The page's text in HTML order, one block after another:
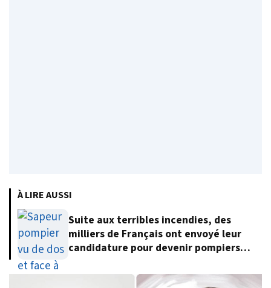
À LIRE AUSSI
Suite aux terribles incendies, des
milliers de Français ont envoyé leur
candidature pour devenir pompiers